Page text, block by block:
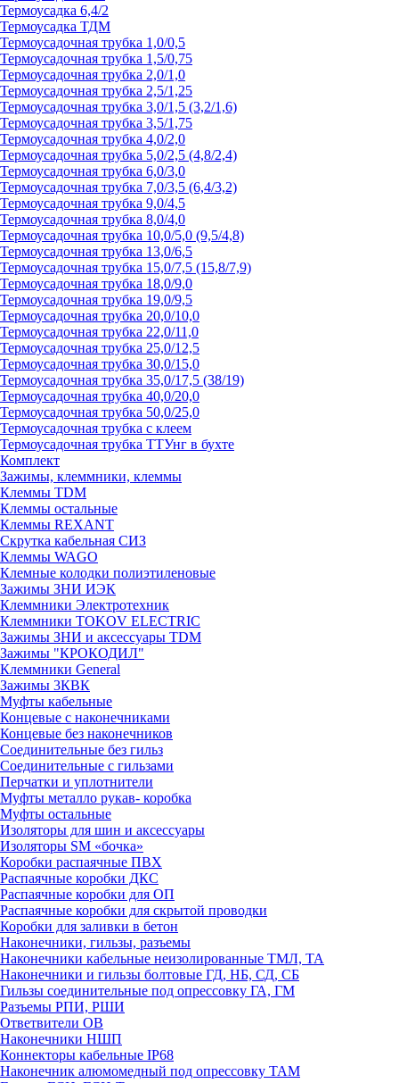
Термоусадка 6,4/2
Термоусадка ТДМ
Термоусадочная трубка 1,0/0,5
Термоусадочная трубка 1,5/0,75
Термоусадочная трубка 2,0/1,0
Термоусадочная трубка 2,5/1,25
Термоусадочная трубка 3,0/1,5 (3,2/1,6)
Термоусадочная трубка 3,5/1,75
Термоусадочная трубка 4,0/2,0
Термоусадочная трубка 5,0/2,5 (4,8/2,4)
Термоусадочная трубка 6,0/3,0
Термоусадочная трубка 7,0/3,5 (6,4/3,2)
Термоусадочная трубка 9,0/4,5
Термоусадочная трубка 8,0/4,0
Термоусадочная трубка 10,0/5,0 (9,5/4,8)
Термоусадочная трубка 13,0/6,5
Термоусадочная трубка 15,0/7,5 (15,8/7,9)
Термоусадочная трубка 18,0/9,0
Термоусадочная трубка 19,0/9,5
Термоусадочная трубка 20,0/10,0
Термоусадочная трубка 22,0/11,0
Термоусадочная трубка 25,0/12,5
Термоусадочная трубка 30,0/15,0
Термоусадочная трубка 35,0/17,5 (38/19)
Термоусадочная трубка 40,0/20,0
Термоусадочная трубка 50,0/25,0
Термоусадочная трубка с клеем
Термоусадочная трубка ТТУнг в бухте
Комплект
Зажимы, клеммники, клеммы
Клеммы TDM
Клеммы остальные
Клеммы REXANT
Скрутка кабельная СИЗ
Клеммы WAGO
Клемные колодки полиэтиленовые
Зажимы ЗНИ ИЭК
Клеммники Электротехник
Клеммники TOKOV ELECTRIC
Зажимы ЗНИ и аксессуары TDM
Зажимы "КРОКОДИЛ"
Клеммники General
Зажимы 3КВК
Муфты кабельные
Концевые с наконечниками
Концевые без наконечников
Соединительные без гильз
Соединительные с гильзами
Перчатки и уплотнители
Муфты металло рукав- коробка
Муфты остальные
Изоляторы для шин и аксессуары
Изоляторы SM «бочка»
Коробки распаячные ПВХ
Распаячные коробки ДКС
Распаячные коробки для ОП
Распаячные коробки для скрытой проводки
Коробки для заливки в бетон
Наконечники, гильзы, разъемы
Наконечники кабельные неизолированные ТМЛ, ТА
Наконечники и гильзы болтовые ГД, НБ, СД, СБ
Гильзы соединительные под опрессовку ГА, ГМ
Разъемы РПИ, РШИ
Ответвители ОВ
Наконечники НШП
Коннекторы кабельные IP68
Наконечник алюмомедный под опрессовку ТАМ